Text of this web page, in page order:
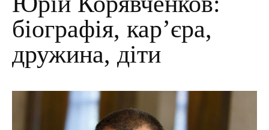
біографія, кар’єра,
дружина, діти